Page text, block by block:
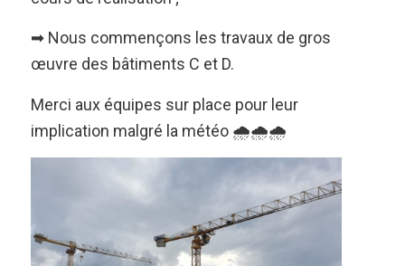
➡ Nous commençons les travaux de gros
œuvre des bâtiments C et D.
Merci aux équipes sur place pour leur
implication malgré la météo 🌧🌧🌧